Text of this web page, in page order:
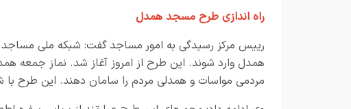
راه اندازی طرح مسجد همدل
رییس مرکز رسیدگی به امور مساجد گفت: شبکه ملی
همدل وارد شوند. این طرح از امروز آغاز شد. نماز
مردمی مواسات و همدلی مردم را سامان دهند. این طرح با